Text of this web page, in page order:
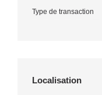
Type de transaction
Localisation